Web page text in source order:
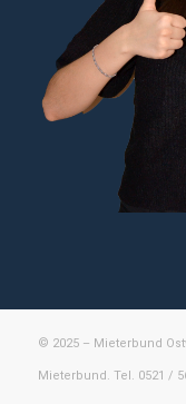
© 2025 – Mieterbund
Mieterbund. Tel. 0521 /